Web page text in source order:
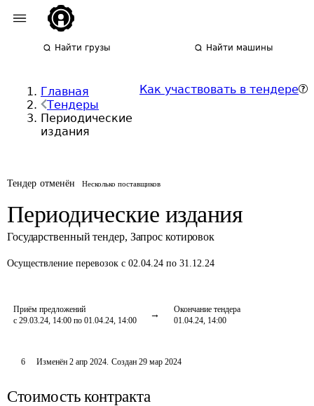
Найти грузы Найти машины
Главная
Тендеры
Периодические
издания
Как участвовать в тендере
Тендер отменён Несколько поставщиков
Периодические издания
Государственный тендер, Запрос котировок
Осуществление перевозок с 02.04.24 по 31.12.24
Приём предложений
с 29.03.24, 14:00 по 01.04.24, 14:00
Окончание тендера
01.04.24, 14:00
6 Изменён 2 апр 2024. Создан 29 мар 2024
Стоимость контракта